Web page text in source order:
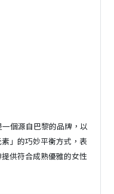
一個源自巴黎的品牌，以
」的巧妙平衡方式，表
供符合成熟優雅的女性